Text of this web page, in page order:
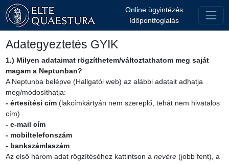
Online ügyintézés
Időpontfoglalás
Adategyeztetés GYIK
1.) Milyen adataimat rögzíthetem/változtathatom meg saját
magam a Neptunban?
A Neptunba belépve (Hallgatói web) az alábbi adatait adhatja
meg/módosíthatja:
- értesítési cím(lakcímkártyán nem szereplő, tehát nem hivatalos
cím)
- e-mail cím
- mobiltelefonszám
- bankszámlaszám
Az első három adat rögzítéséhez kattintson a nevére(jobb fent), a